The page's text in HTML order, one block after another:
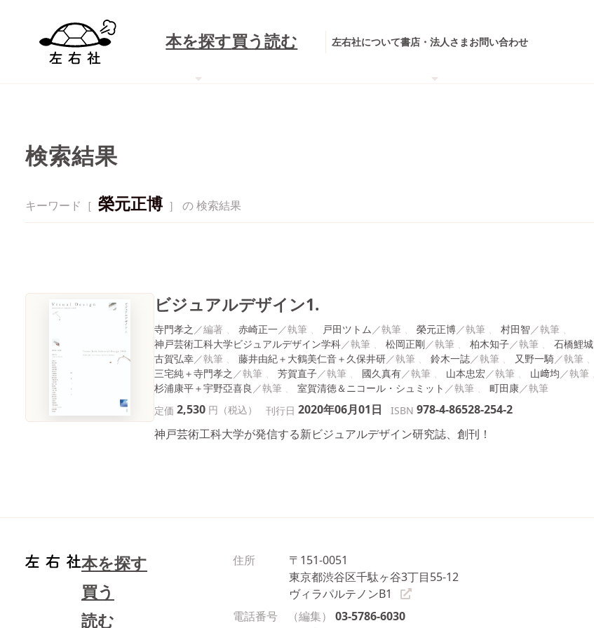
本を探す買う読む 左右社について書店・法人さまお問い合わせ
検索結果
キーワード［ 榮元正博 ］ の 検索結果
ビジュアルデザイン1.
寺門孝之 赤崎正一 戸田ツトム 榮元正博
村田智
神戸芸術工科大学ビジュアルデザイン学科
松岡正剛 柏木知子
石橋鯉城
古賀弘幸
藤井由紀＋大鶴美仁音＋久保井研 鈴木一誌
又野一騎
三宅純＋寺門孝之
芳賀直子 國久真有 山本忠宏
山﨑均
杉浦康平＋宇野亞喜良
室賀清徳＆ニコール・シュミット
町田康
定価 2,530 円（税込） 刊行日 2020年06月01日 ISBN 978-4-86528-254-2
神戸芸術工科大学が発信する新ビジュアルデザイン研究誌、創刊！
本を探す
買う
読む
住所
〒151-0051
東京都渋谷区千駄ヶ谷3丁目55-12
ヴィラパルテノンB1
電話番号
（編集）
03-5786-6030